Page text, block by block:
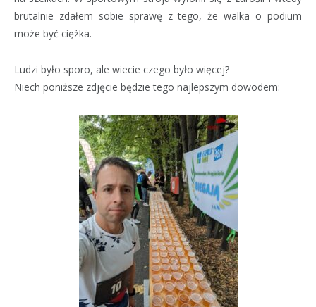
brutalnie zdałem sobie sprawę z tego, że walka o podium
może być ciężka.
Ludzi było sporo, ale wiecie czego było więcej?
Niech poniższe zdjęcie będzie tego najlepszym dowodem: